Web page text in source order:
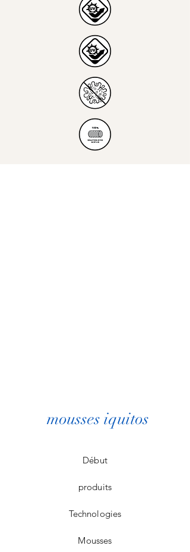
mousses iquitos
Début
produits
Technologies
Mousses